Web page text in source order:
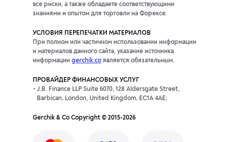
все риски, а также обладаете соответствующими
знаниями и опытом для торговли на Форексе.
УСЛОВИЯ ПЕРЕПЕЧАТКИ МАТЕРИАЛОВ
При полном или частичном использовании информации
и материалов данного сайта, указание источника
информации gerchik.co является обязательным.
ПРОВАЙДЕР ФИНАНСОВЫХ УСЛУГ
J.B. Finance LLP Suite 6070, 128 Aldersgate Street,
Barbican, London, United Kingdom, EC1A 4AE;
Gerchik & Co Copyright © 2015-2026